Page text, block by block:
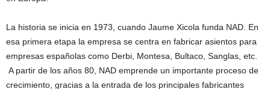
La historia se inicia en 1973, cuando Jaume Xicola funda NAD. En
esa primera etapa la empresa se centra en fabricar asientos para
empresas españolas como Derbi, Montesa, Bultaco, Sanglas, etc.
A partir de los años 80, NAD emprende un importante proceso de
crecimiento, gracias a la entrada de los principales fabricantes